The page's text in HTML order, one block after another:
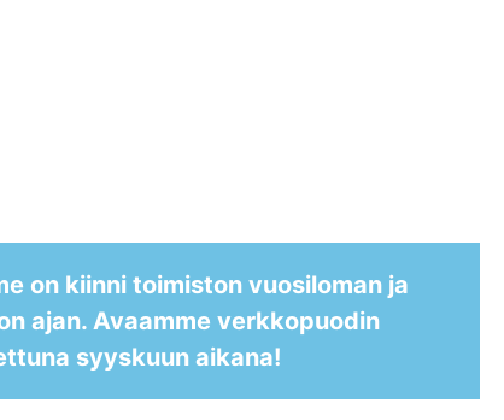
on kiinni toimiston vuosiloman ja
ajan. Avaamme verkkopuodin
syyskuun aikana!